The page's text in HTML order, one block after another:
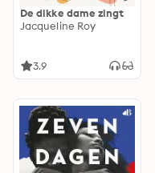
De dikke dame zingt
Jacqueline Roy
3.9